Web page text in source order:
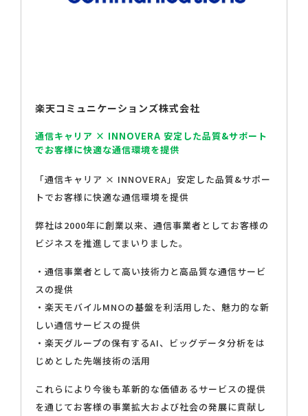
楽天コミュニケーションズ株式会社
通信キャリア × INNOVERA 安定した品質&サポート
でお客様に快適な通信環境を提供
「通信キャリア × INNOVERA」安定した品質&サポー
トでお客様に快適な通信環境を提供
弊社は2000年に創業以来、通信事業者としてお客様の
ビジネスを推進してまいりました。
・通信事業者として高い技術力と高品質な通信サービ
スの提供
・楽天モバイルMNOの基盤を利活用した、魅力的な新
しい通信サービスの提供
・楽天グループの保有するAI、ビッグデータ分析をは
じめとした先端技術の活用
これらにより今後も革新的な価値あるサービスの提供
を通じてお客様の事業拡大および社会の発展に貢献し